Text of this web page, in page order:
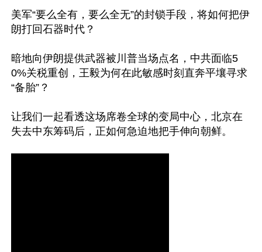
美军“要么全有，要么全无”的封锁手段，将如何把伊
朗打回石器时代？
暗地向伊朗提供武器被川普当场点名，中共面临5
0%关税重创，王毅为何在此敏感时刻直奔平壤寻求
“备胎”？
让我们一起看透这场席卷全球的变局中心，北京在